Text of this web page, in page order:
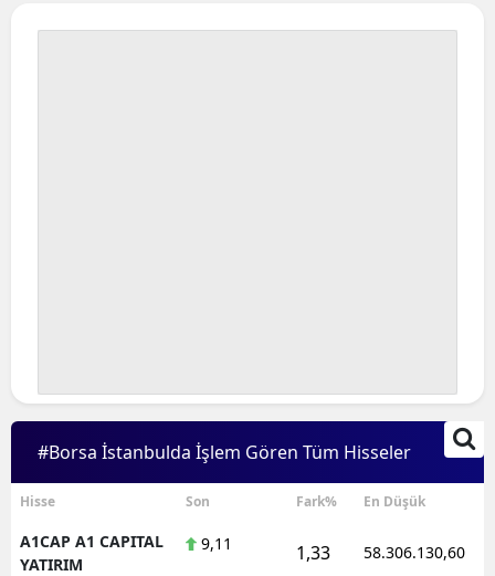
Balıkesir
Çankırı
Çorum
Denizli
#Borsa İstanbulda İşlem Gören Tüm Hisseler
Hisse Son Fark% En Düşük
A1CAP A1 CAPITAL
YATIRIM
9,11 1,33 58.306.130,60